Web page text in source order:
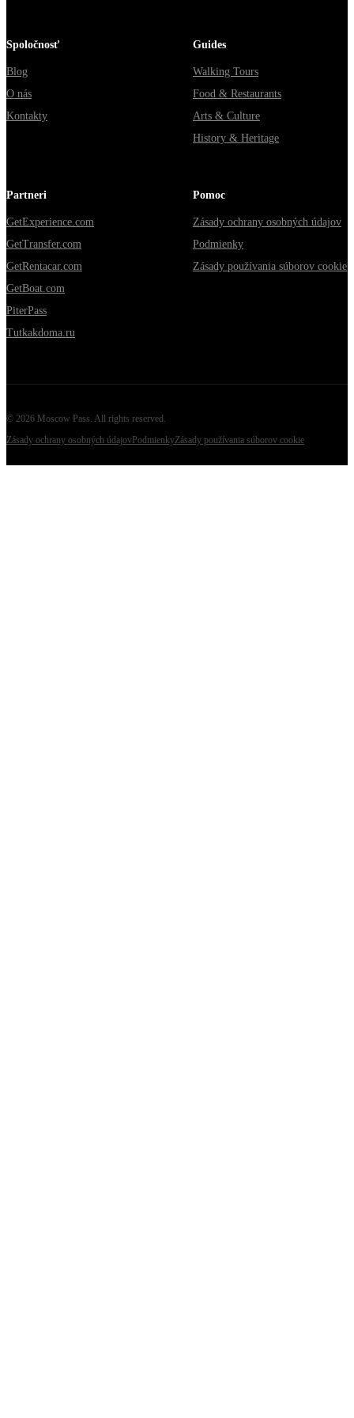
Spoločnosť
Blog
O nás
Kontakty
Guides
Walking Tours
Food & Restaurants
Arts & Culture
History & Heritage
Partneri
GetExperience.com
GetTransfer.com
GetRentacar.com
GetBoat.com
PiterPass
Tutkakdoma.ru
Pomoc
Zásady ochrany osobných údajov
Podmienky
Zásady používania súborov cookie
© 2026 Moscow Pass . All rights reserved.
Zásady ochrany osobných údajovPodmienkyZásady používania súborov cookie